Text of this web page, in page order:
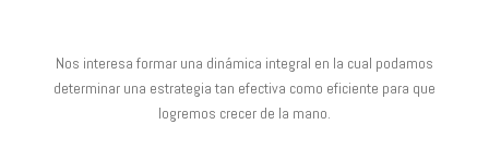
Nos interesa formar una dinámica integral en la cual podamos
determinar una estrategia tan efectiva como eficiente para que
logremos crecer de la mano.